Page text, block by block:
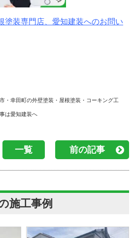
塗装専門店、愛知建装へのお問い
・幸田町の外壁塗装・屋根塗装・コーキング工
は愛知建装へ
一覧 前の記事
施工事例